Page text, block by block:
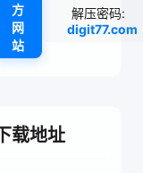
方
网
站
解压密码:
digit77.com
载地址